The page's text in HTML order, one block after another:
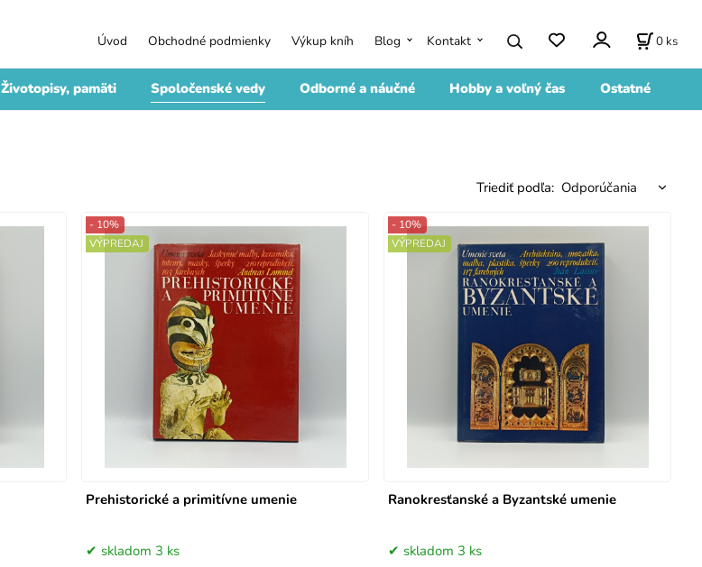
Životopisy, pamäti Spoločenské vedy Odborné a náučné Hobby a voľný čas Ostatné
Úvod Obchodné podmienky Výkup kníh Blog Kontakt 0 ks
Triediť podľa:
Prehistorické a primitívne umenie
- 10%
VÝPREDAJ
skladom 3 ks
Ranokresťanské a Byzantské umenie
- 10%
VÝPREDAJ
skladom 3 ks